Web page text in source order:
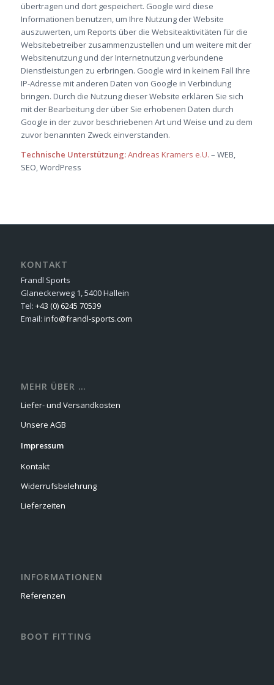
übertragen und dort gespeichert. Google wird diese
Informationen benutzen, um Ihre Nutzung der Website
auszuwerten, um Reports über die Websiteaktivitäten für die
Websitebetreiber zusammenzustellen und um weitere mit der
Websitenutzung und der Internetnutzung verbundene
Dienstleistungen zu erbringen. Google wird in keinem Fall Ihre
IP-Adresse mit anderen Daten von Google in Verbindung
bringen. Durch die Nutzung dieser Website erklären Sie sich
mit der Bearbeitung der über Sie erhobenen Daten durch
Google in der zuvor beschriebenen Art und Weise und zu dem
zuvor benannten Zweck einverstanden.
Technische Unterstützung:Andreas Kramers e.U. – WEB,
SEO, WordPress
KONTAKT
Frandl Sports
Glaneckerweg 1, 5400 Hallein
Tel: +43 (0) 6245 70539
Email: info@frandl-sports.com
MEHR ÜBER …
Liefer- und Versandkosten
Unsere AGB
Impressum
Kontakt
Widerrufsbelehrung
Lieferzeiten
INFORMATIONEN
Referenzen
BOOT FITTING